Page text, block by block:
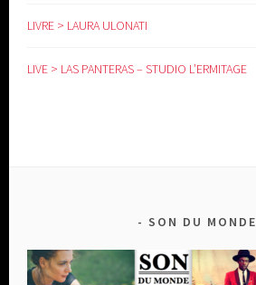
LIVRE > LAURA ULONATI
LIVE > LAS PANTERAS – STUDIO L’ERMITAGE
SON DU MONDE